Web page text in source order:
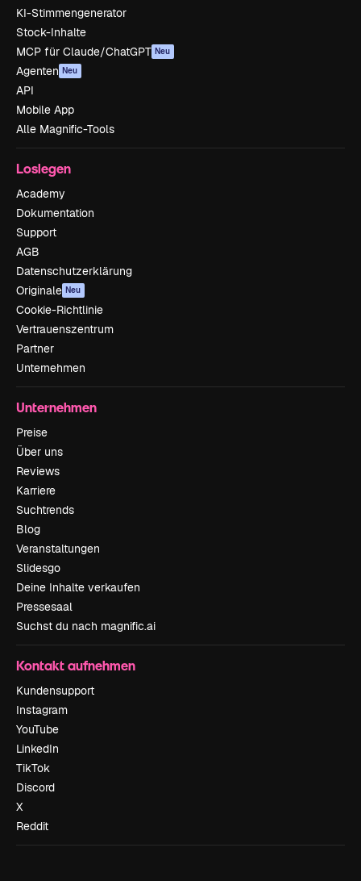
KI-Stimmengenerator
Stock-Inhalte
MCP für Claude/ChatGPT Neu
Agenten Neu
API
Mobile App
Alle Magnific-Tools
Loslegen
Academy
Dokumentation
Support
AGB
Datenschutzerklärung
Originale Neu
Cookie-Richtlinie
Vertrauenszentrum
Partner
Unternehmen
Unternehmen
Preise
Über uns
Reviews
Karriere
Suchtrends
Blog
Veranstaltungen
Slidesgo
Deine Inhalte verkaufen
Pressesaal
Suchst du nach magnific.ai
Kontakt aufnehmen
Kundensupport
Instagram
YouTube
LinkedIn
TikTok
Discord
X
Reddit